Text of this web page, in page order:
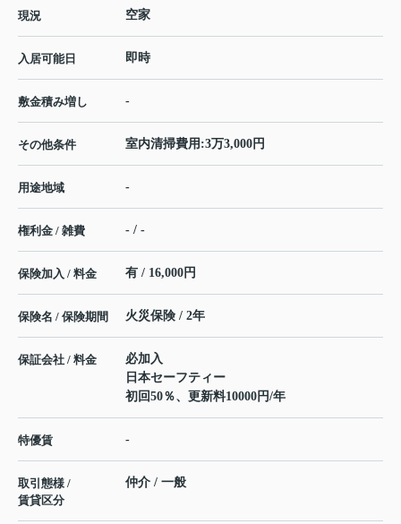
現況 空家
入居可能日 即時
敷金積み増し -
その他条件 室内清掃費用:3万3,000円
用途地域 -
権利金 / 雑費 - / -
保険加入 / 料金 有 / 16,000円
保険名 / 保険期間 火災保険 / 2年
保証会社 / 料金
必加入
日本セーフティー
初回50％、更新料10000円/年
特優賃 -
取引態様 /
賃貸区分
仲介 / 一般